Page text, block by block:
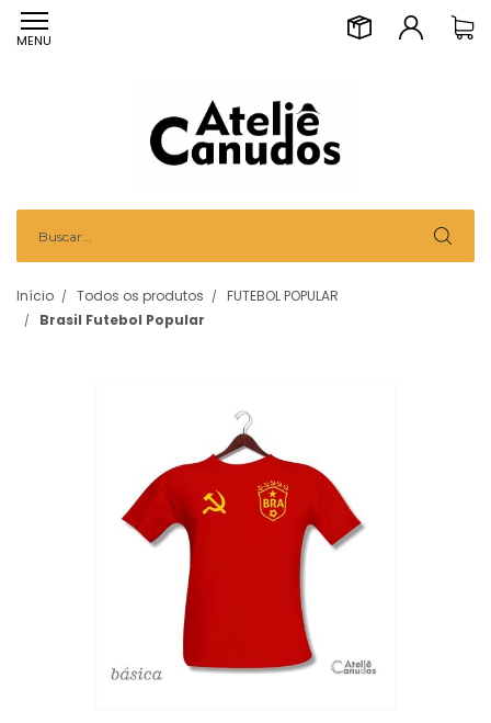
MENU
Início Todos os produtos
FUTEBOL POPULAR
Brasil Futebol Popular